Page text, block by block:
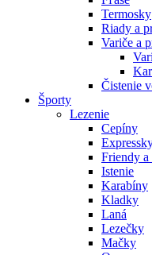
Termosky
Riady a
Variče a
Čistenie
Športy
Lezenie
Cepíny
Friendy
Istenie
Karabíny
Kladky
Laná
Lezečky
Mačky